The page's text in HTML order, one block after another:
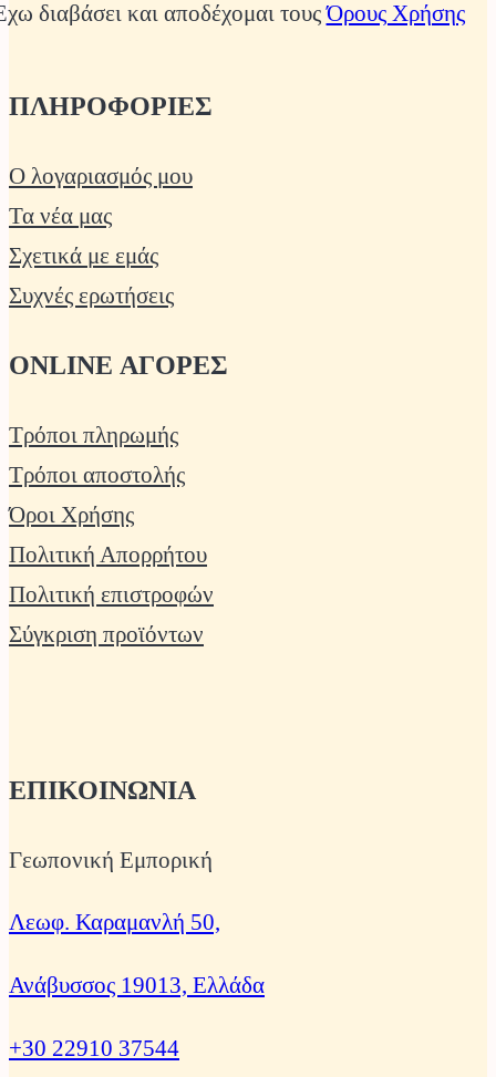
διαβάσει και αποδέχομαι τουςΌρους Χρήσης
ΠΛΗΡΟΦΟΡΙΕΣ
Ο λογαριασμός μου
Τα νέα μας
Σχετικά με εμάς
Συχνές ερωτήσεις
ONLINE ΑΓΟΡΕΣ
Τρόποι πληρωμής
Τρόποι αποστολής
Όροι Χρήσης
Πολιτική Απορρήτου
Πολιτική επιστροφών
Σύγκριση προϊόντων
ΕΠΙΚΟΙΝΩΝΙΑ
Γεωπονική Εμπορική
Λεωφ. Καραμανλή 50,
Ανάβυσσος 19013, Ελλάδα
+30 22910 37544